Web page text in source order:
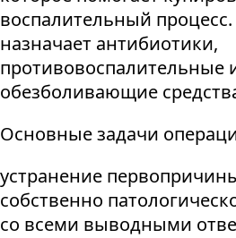
воспалительный
назначает антибиотики,
противовоспалительные
обезболивающие
Основные задачи
устранение
собственно
со всеми выводными